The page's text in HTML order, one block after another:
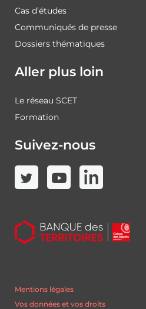
Cas d’études
Communiqués de presse
Dossiers thématiques
Aller plus loin
Le réseau SCET
Formation
Suivez-nous
Mentions légales
Vos données et vos droits